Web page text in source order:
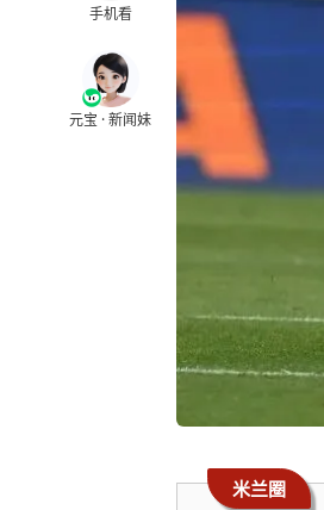
手机看
元宝 · 新闻妹
米兰圈